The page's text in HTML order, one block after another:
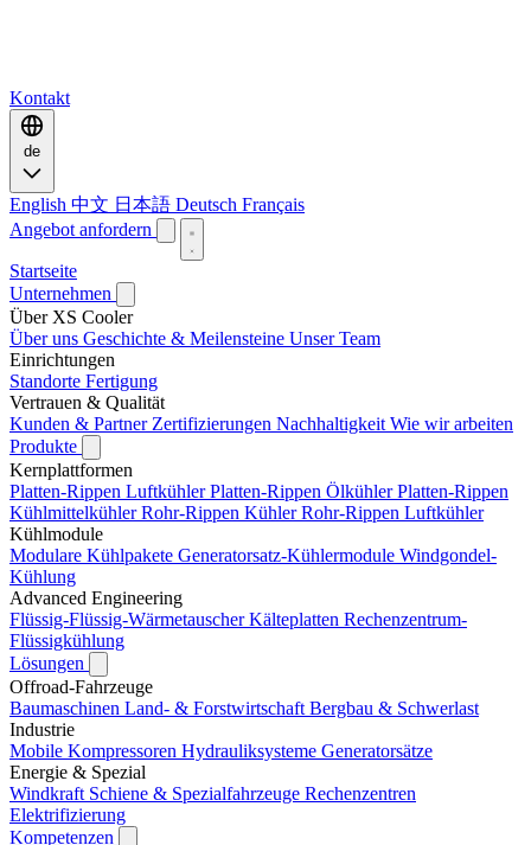
Kontakt
de
English 中文 日本語 Deutsch Français
Angebot anfordern
Startseite
Unternehmen
Über XS Cooler
Über uns Geschichte & Meilensteine Unser Team
Einrichtungen
Standorte Fertigung
Vertrauen & Qualität
Kunden & Partner Zertifizierungen Nachhaltigkeit Wie wir arbeiten
Produkte
Kernplattformen
Platten-Rippen LuftkühlerPlatten-Rippen ÖlkühlerPlatten-Rippen
KühlmittelkühlerRohr-Rippen KühlerRohr-Rippen Luftkühler
Kühlmodule
Modulare Kühlpakete Generatorsatz-Kühlermodule Windgondel-
Kühlung
Advanced Engineering
Flüssig-Flüssig-WärmetauscherKälteplatten Rechenzentrum-
Flüssigkühlung
Lösungen
Offroad-Fahrzeuge
Baumaschinen Land- & Forstwirtschaft Bergbau & Schwerlast
Industrie
Mobile Kompressoren Hydrauliksysteme Generatorsätze
Energie & Spezial
Windkraft Schiene & Spezialfahrzeuge Rechenzentren
Elektrifizierung
Kompetenzen